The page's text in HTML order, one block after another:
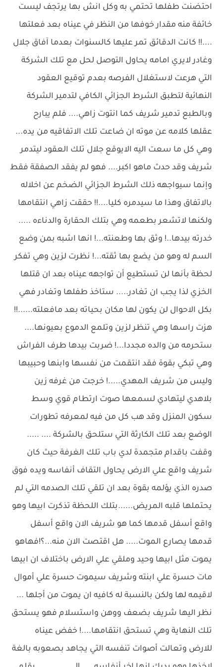
احتضنت طفلها تحتمي به وكل انش بها يرتجف ليست
خائفة منه مقدار خوفها من النظر في عيناه بعد فعلتها
....!! كانت الدقائق تمر عليها كالسنوات بعدما آفاق جلال
وغادر لايري امامه يحاول التوصل لحل مع تلك الشركة
التي هرعت لاستغلال الفرصه بعدم توقيع العقود
النهائية لتطبق الشرط الجزائي الكافي لتدمير الشركة
وبالطبع تدمير شريف كما انتوت زاهي.... فلم يبارح
عقلها كلامه عن موته ان ضاعت تلك الاتفاقيه من يده...
وهي كل ما سعت اليه الايوقع جلال تلك العقود ليتدمر
شريف وقد حدث ماهو اكبر.... فهو لم يفقد الصفقة فقط
وإنما سيواجهه ذلك الشرط الجزائي الضخم عن اخلاله
بالاتفاق وهذا ما سيدمره كليا....!! حققت زاهي انتقامها
ولكنها لاتشعر بطعمه وهي بتلك الحقارة والدناءه .....
خدرته بيدها..! وثق بها وطعنته...! انها اشبه بمن وضع
السم له وهو من يضع بها ثقته...! نظرت لزين وهي تفكر
لحظة بأنها لن تستطيع أن تواجهه عيناه بعد ان قتلها
الخزي لذا يجب ان تغادر..... ستاخذ طفلها وتغادر فهي
بكل الاحوال لن يكون لها مكان بحياته بعد مافعلته......!!
هزت راسها وهي تنظر لزين وتلمع الدموع بعيونها....
ستحرمه من والده مجددا...! ضربت بيدها طرف الفراش
وهي تبكي بقوة فقد انتقمت من نفسها وابنها وحبيبها
وليس من شريف المهدي.....! خرجت من غرفه زين
بلاهدي ليتهادي لسمعها صوت ارتطام قوي وسط
سكون المنزل وقد هب كل من فيه لمعرفه تطورات
الوضع بعد تلك الكارثة التي ستلحق بالشركة .... .....
وقفت باقدام متجمدة لدي باب تلك الغرفة حيث كان
شريف واقع علي الارض يحاول التقاف أنفاسه ويده فوق
صدره الذي يؤلمه بقوة بعد ان تلقي تلك الصدمه التي لم
يحتملها قلبه المريض......بتلك اللحظة تذكرت ابيها وهو
واقع أسفل قدمها كما هو شريف الان واقع أسفل
قدمها يصارع الموت..... هل اقتصت الان منه...؟!فهاهو
يموت مثل ابيها وحيد وملقي علي الارض باختلاف ان ابيها
مات حسرة علي ابنته وشريف سيموت حسرة علي أموال
لاقيمه لها ولكن بالنسبة له كافيه ان يموت من أجلها ...
نظر اليها شريف بضعف ووهن واستسلام فهو يستحق
تلك النهاية وهي تستحق انتقامها....! خفض عيناه
للارض وتعالت أصوات تنفسه التي يجاهد بصعوبه بالغة